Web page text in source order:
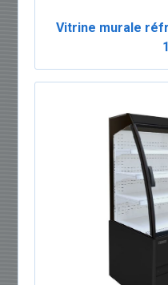
Vitrine murale